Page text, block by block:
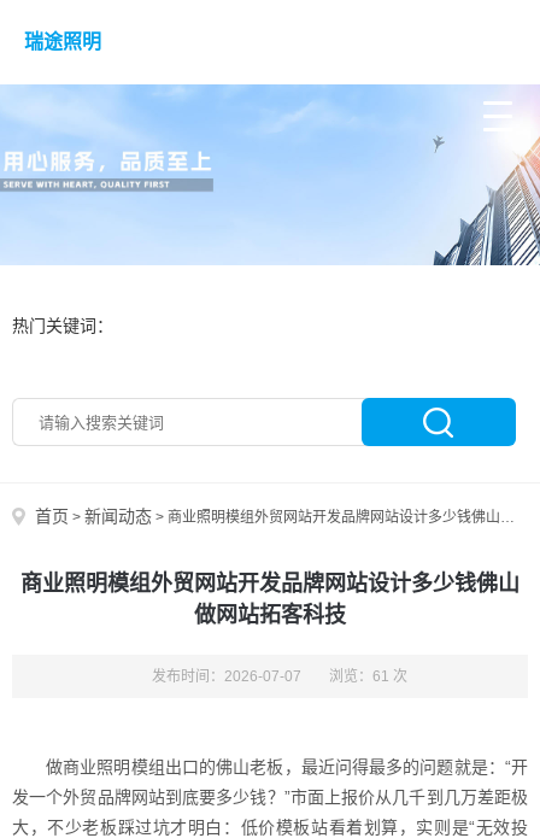
瑞途照明
热门关键词：
首页 > 新闻动态 > 商业照明模组外贸网站开发品牌网站设计多少钱佛山做网站拓客科技
商业照明模组外贸网站开发品牌网站设计多少钱佛山
做网站拓客科技
发布时间：2026-07-07 浏览：61 次
做商业照明模组出口的佛山老板，最近问得最多的问题就是：“开
发一个外贸品牌网站到底要多少钱？”市面上报价从几千到几万差距极
大，不少老板踩过坑才明白：低价模板站看着划算，实则是“无效投